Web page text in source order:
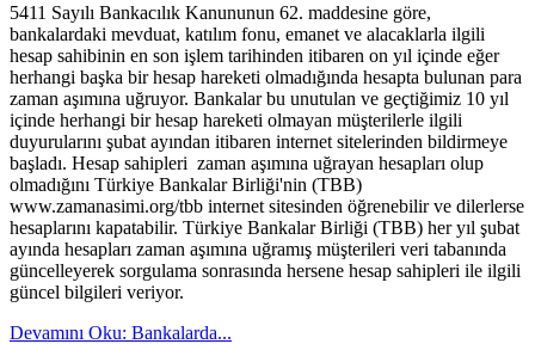
5411 Sayılı Bankacılık Kanununun 62. maddesine göre,
bankalardaki mevduat, katılım fonu, emanet ve alacaklarla ilgili
hesap sahibinin en son işlem tarihinden itibaren on yıl içinde eğer
herhangi başka bir hesap hareketi olmadığında hesapta bulunan para
zaman aşımına uğruyor. Bankalar bu unutulan ve geçtiğimiz 10 yıl
içinde herhangi bir hesap hareketi olmayan müşterilerle ilgili
duyurularını şubat ayından itibaren internet sitelerinden bildirmeye
başladı. Hesap sahipleri zaman aşımına uğrayan hesapları olup
olmadığını Türkiye Bankalar Birliği'nin (TBB)
www.zamanasimi.org/tbb internet sitesinden öğrenebilir ve dilerlerse
hesaplarını kapatabilir. Türkiye Bankalar Birliği (TBB) her yıl şubat
ayında hesapları zaman aşımına uğramış müşterileri veri tabanında
güncelleyerek sorgulama sonrasında hersene hesap sahipleri ile ilgili
güncel bilgileri veriyor.
Devamını Oku: Bankalarda...